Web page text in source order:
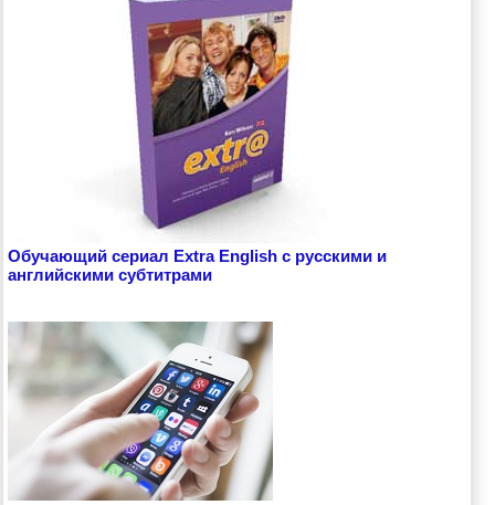
Обучающий сериал Extra English с русскими и
английскими субтитрами